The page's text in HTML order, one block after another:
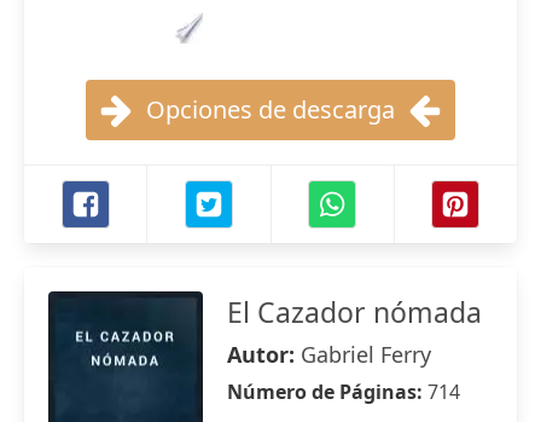
Opciones de descarga
El Cazador nómada
Autor: Gabriel Ferry
Número de Páginas: 714